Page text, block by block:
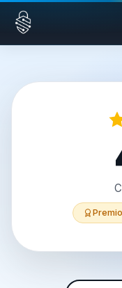
Saltar al contenido